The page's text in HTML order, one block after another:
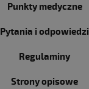
Punkty medyczne
Pytania i odpowiedzi
Regulaminy
Strony opisowe